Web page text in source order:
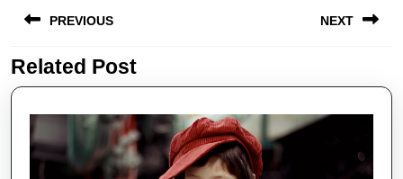
navigation
PREVIOUS
Previous
post:
NEXT
post:
Related Post